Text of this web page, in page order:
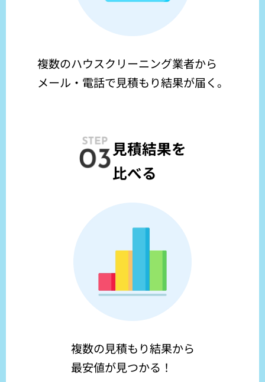
複数のハウスクリーニング業者から
メール・電話で見積もり結果が届く。
見積結果を
比べる
複数の見積もり結果から
最安値が見つかる！